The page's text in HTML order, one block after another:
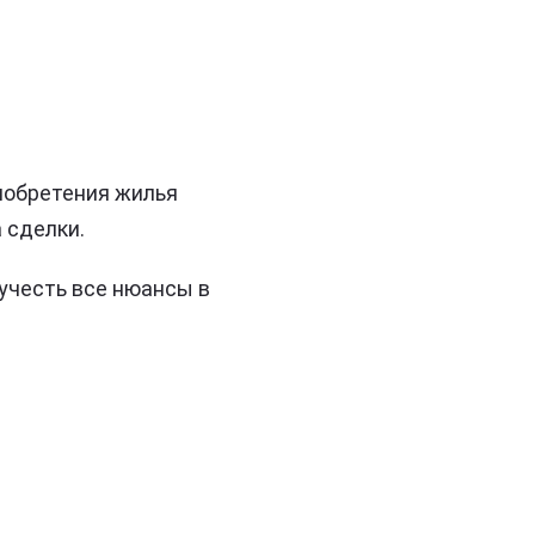
жилья
все нюансы в